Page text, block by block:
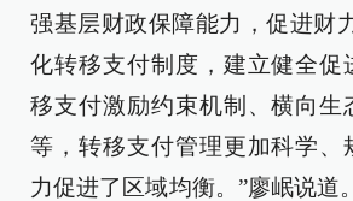
强基层财政保障能力，促进财
化转移支付制度，建立健全促
移支付激励约束机制、横向生
等，转移支付管理更加科学、
力促进了区域均衡。”廖岷说道